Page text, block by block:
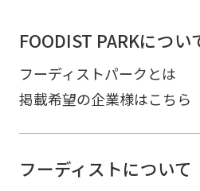
FOODIST PARKについ
フーディストパークとは
掲載希望の企業様はこちら
フーディストについて